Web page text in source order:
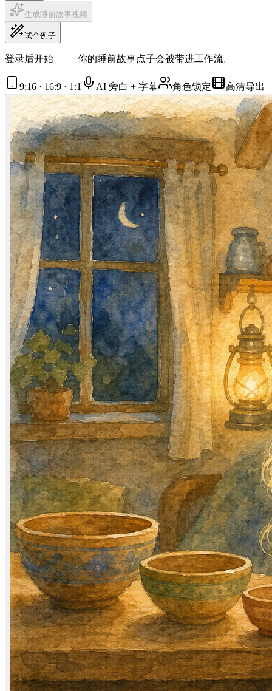
生成睡前故事视频
试个例子
登录后开始 —— 你的睡前故事点子会被带进工作流。
9:16 · 16:9 · 1:1 AI 旁白 + 字幕 角色锁定 高清导出